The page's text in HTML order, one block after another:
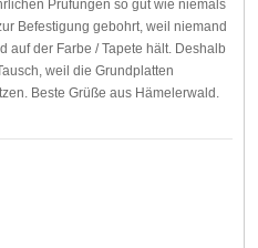
Prüfungen so gut wie niemals
Befestigung gebohrt, weil niemand
auf der Farbe / Tapete hält. Deshalb
weil die Grundplatten
Beste Grüße aus Hämelerwald.